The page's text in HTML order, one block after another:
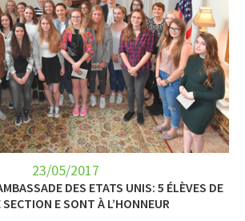
23/05/2017
DES ETATS UNIS: 5 ÉLÈVES DE
E SONT À L’HONNEUR